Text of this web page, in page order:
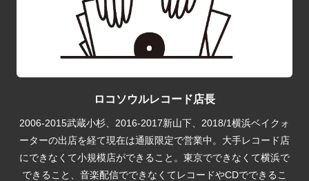
ロコソウルレコード店長
2006-2015武蔵小杉、2016-2017新山下、2018/1横浜ベイクォ
ーターの出店を経て現在は通販限定で営業中。大手レコード店
にできなくて小規模店ができること。東京でできなくて横浜で
できること、音楽配信でできなくてレコードやCDでできるこ